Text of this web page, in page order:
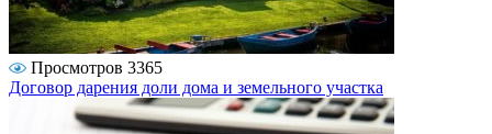
Просмотров 3365
Договор дарения доли дома и земельного участка